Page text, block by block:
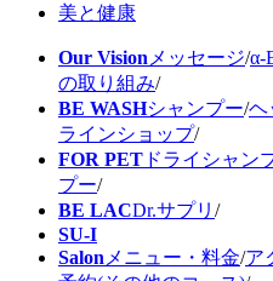
美と健康
Our Visionメッセージ/α-
の取り組み/
BE WASHシャンプー/ヘ
ラインショップ/
FOR PET ドライシャン
プー/
BE LACDr.サプリ /
SU-I
Salonメニュー・料金/ア